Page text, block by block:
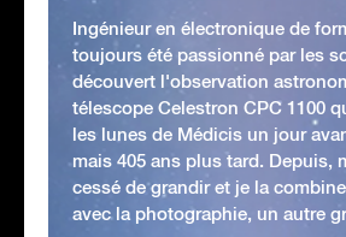
Ingénieur en électronique de
toujours été passionné par les
découvert l'observation
télescope Celestron CPC 1100
les lunes de Médicis un jour
mais 405 ans plus tard. Depuis,
cessé de grandir et je la
avec la photographie, un autre